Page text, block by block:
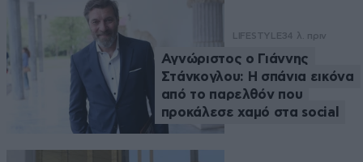
LIFESTYLE34 λ. πριν
Αγνώριστος ο Γιάννης
Στάνκογλου: Η σπάνια εικόνα
από το παρελθόν που
προκάλεσε χαμό στα social